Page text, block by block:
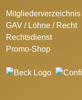
Mitgliederverzeichnis
GAV / Löhne / Recht
Rechtsdienst
Promo-Shop